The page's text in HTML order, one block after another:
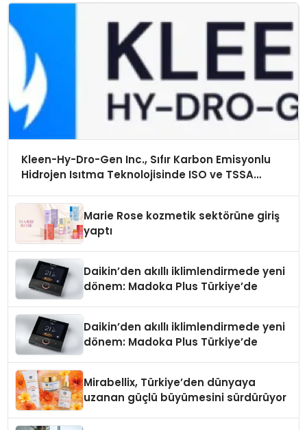
Kleen-Hy-Dro-Gen Inc., Sıfır Karbon Emisyonlu
Hidrojen Isıtma Teknolojisinde ISO ve TSSA
Marie Rose kozmetik sektörüne giriş
yaptı
Daikin’den akıllı iklimlendirmede yeni
dönem: Madoka Plus Türkiye’de
Daikin’den akıllı iklimlendirmede yeni
dönem: Madoka Plus Türkiye’de
Mirabellix, Türkiye’den dünyaya
uzanan güçlü büyümesini sürdürüyor